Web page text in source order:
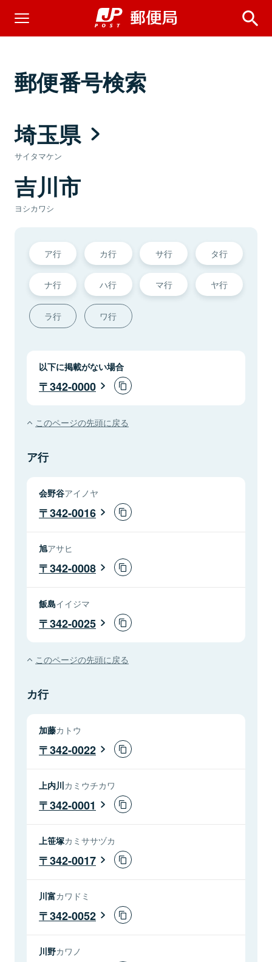
郵便番号検索
埼玉県
サイタマケン
吉川市
ヨシカワシ
ア行 カ行 サ行 タ行
ナ行 ハ行 マ行 ヤ行
ラ行 ワ行
以下に掲載がない場合
342-0000
このページの先頭に戻る
ア行
会野谷アイノヤ
342-0016
旭アサヒ
342-0008
飯島イイジマ
342-0025
このページの先頭に戻る
カ行
加藤カトウ
342-0022
上内川カミウチカワ
342-0001
上笹塚カミササヅカ
342-0017
川富カワドミ
342-0052
川野カワノ